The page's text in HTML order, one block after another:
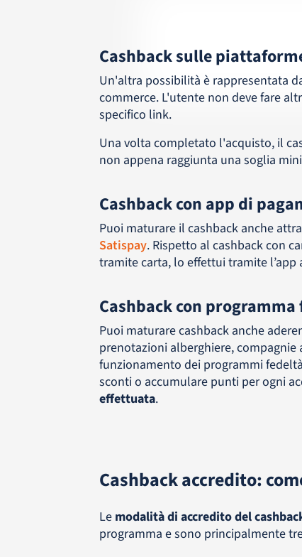
Cashback sulle
Un'altra possibilità è rappresentata
commerce. L'utente non deve fare
specifico link.
Una volta completato l'acquisto, il
non appena raggiunta una soglia
Cashback con app di
Puoi maturare il cashback anche
Satispay. Rispetto al cashback con
tramite carta, lo effettui tramite
Cashback con
Puoi maturare cashback anche
prenotazioni alberghiere,
funzionamento dei programmi
sconti o accumulare punti per ogni
effettuata.
Cashback accredito:
Le modalità di accredito del
programma e sono principalmente